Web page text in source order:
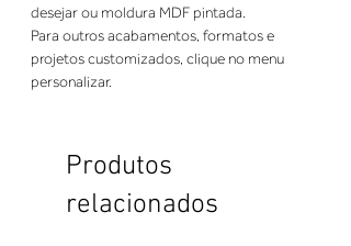
desejar ou moldura MDF pintada.
Para outros acabamentos, formatos e
projetos customizados, clique no menu
personalizar.
Produtos
relacionados